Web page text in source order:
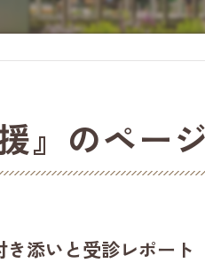
』のペー
き添いと受診レポート